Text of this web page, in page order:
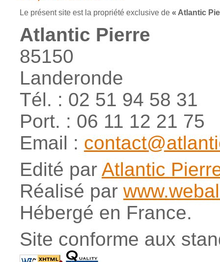
Le présent site est la propriété exclusive de « Atlantic
Atlantic Pierre
85150
Landeronde
Tél. : 02 51 94 58 31
Port. : 06 11 12 21 75
Email :
Edité par Atlantic
Réalisé par
Hébergé en France.
Site conforme aux